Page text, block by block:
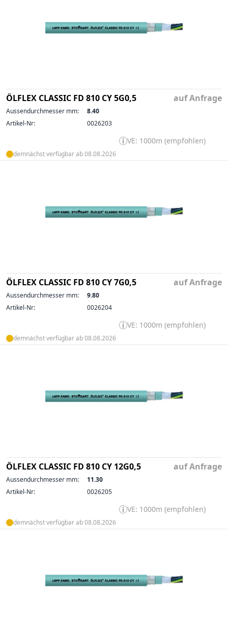
ÖLFLEX CLASSIC FD 810 CY 5G0,5 auf Anfrage
Aussendurchmesser mm:
8.40
Artikel-Nr:
0026203
VE: 1000m (empfohlen)
demnächst verfügbar ab 08.08.2026
ÖLFLEX CLASSIC FD 810 CY 7G0,5 auf Anfrage
Aussendurchmesser mm:
9.80
Artikel-Nr:
0026204
VE: 1000m (empfohlen)
demnächst verfügbar ab 08.08.2026
ÖLFLEX CLASSIC FD 810 CY 12G0,5 auf Anfrage
Aussendurchmesser mm:
11.30
Artikel-Nr:
0026205
VE: 1000m (empfohlen)
demnächst verfügbar ab 08.08.2026